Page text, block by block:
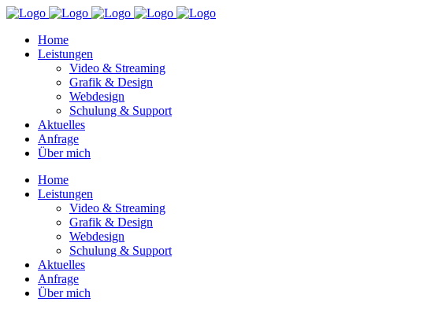
Home
Leistungen
Video & Streaming
Grafik & Design
Webdesign
Schulung & Support
Aktuelles
Anfrage
Über mich
Home
Leistungen
Video & Streaming
Grafik & Design
Webdesign
Schulung & Support
Aktuelles
Anfrage
Über mich